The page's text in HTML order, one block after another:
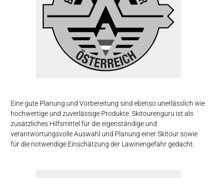
Eine gute Planung und Vorbereitung sind ebenso unerlässlich wie
hochwertige und zuverlässige Produkte. Skitourenguru ist als
zusätzliches Hilfsmittel für die eigenständige und
verantwortungsvolle Auswahl und Planung einer Skitour sowie
für die notwendige Einschätzung der Lawinengefahr gedacht.